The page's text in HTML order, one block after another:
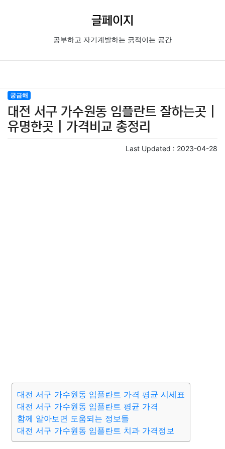
글페이지
공부하고 자기계발하는 긁적이는 공간
궁금해
대전 서구 가수원동 임플란트 잘하는곳 |
유명한곳 | 가격비교 총정리
Last Updated : 2023-04-28
대전 서구 가수원동 임플란트 가격 평균 시세표
대전 서구 가수원동 임플란트 평균 가격
함께 알아보면 도움되는 정보들
대전 서구 가수원동 임플란트 치과 가격정보